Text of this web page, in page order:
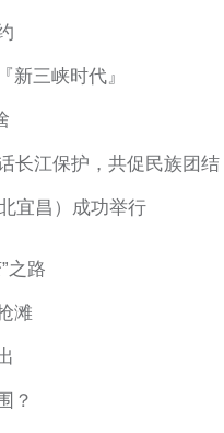
新三峡时代』
长江保护，共促民族团结
宜昌）成功举行
之路
滩
？